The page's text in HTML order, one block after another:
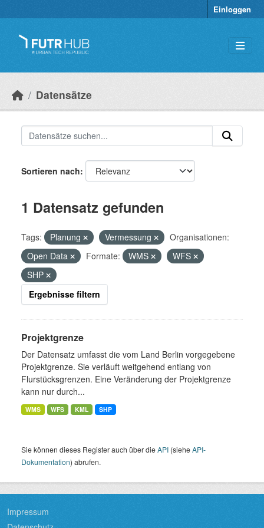
Einloggen
Datensätze
Sortieren nach
1 Datensatz gefunden
Tags: Planung Vermessung
Organisationen:
Open Data
Formate: WMS
WFS
SHP
Ergebnisse filtern
Projektgrenze
Der Datensatz umfasst die vom Land Berlin vorgegebene
Projektgrenze. Sie verläuft weitgehend entlang von
Flurstücksgrenzen. Eine Veränderung der Projektgrenze
kann nur durch...
WMS WFS KML SHP
Sie können dieses Register auch über dieAPI (sieheAPI-
Dokumentation) abrufen.
Impressum